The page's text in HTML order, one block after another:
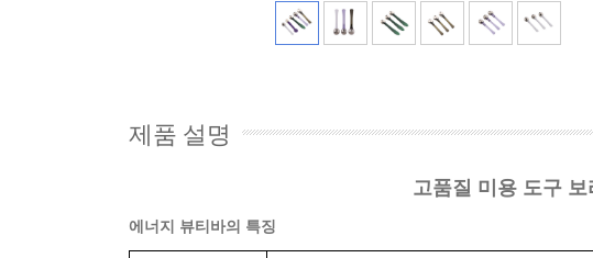
제품 설명
고품질 미용 도구
에너지 뷰티바의 특징